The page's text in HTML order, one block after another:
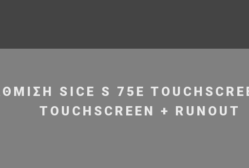
SICE S 75E
TOUCHSCREEN + RUNOUT